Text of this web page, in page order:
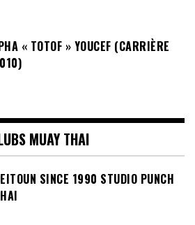
« TOTOF » YOUCEF (CARRIÈRE
MUAY THAI
SINCE 1990 STUDIO PUNCH